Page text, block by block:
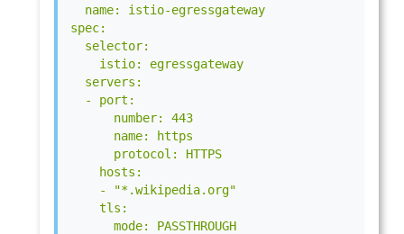
  name: istio-egressgateway
spec:
  selector:
    istio: egressgateway
  servers:
  - port:
      number: 443
      name: https
      protocol: HTTPS
    hosts:
    - "*.wikipedia.org"
    tls:
      mode: PASSTHROUGH